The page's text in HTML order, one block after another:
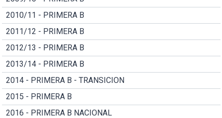
2010/11 - PRIMERA B
2011/12 - PRIMERA B
2012/13 - PRIMERA B
2013/14 - PRIMERA B
2014 - PRIMERA B - TRANSICION
2015 - PRIMERA B
2016 - PRIMERA B NACIONAL